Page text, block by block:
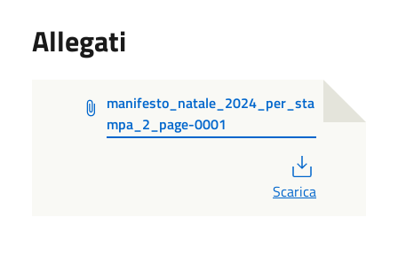
Allegati
manifesto_natale_2024_per_sta
mpa_2_page-0001
Scarica